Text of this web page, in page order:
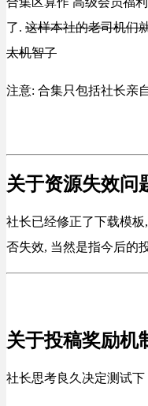
了. 这样本社的老司机们
太机智了
注意: 合集只包括社长亲
关于资源失效问
社长已经修正了下载模
否失效, 当然是指今后的
关于投稿奖励机
社长思考良久决定测试下